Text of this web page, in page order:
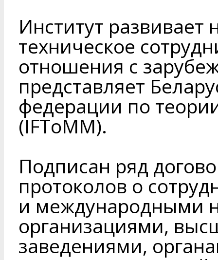
Институт развивает
техническое
отношения с
представляет
федерации по
(IFToMM).
Подписан ряд
протоколов о
и международными
организациями,
заведениями,